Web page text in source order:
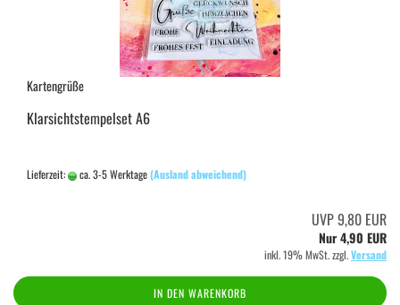
Kartengrüße
Klarsichtstempelset A6
Lieferzeit: ca. 3-5 Werktage(Ausland abweichend)
UVP 9,80 EUR
Nur 4,90 EUR
inkl. 19% MwSt. zzgl.Versand
IN DEN WARENKORB